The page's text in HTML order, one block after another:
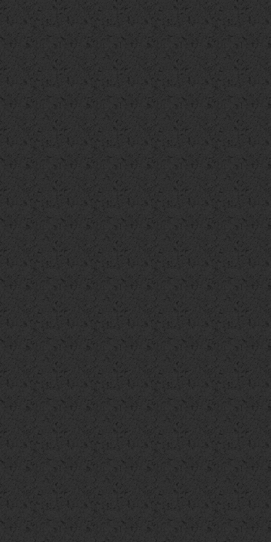
Appartamento
€ 750
Appartamento
€ 750
Appartamento
€ 750
Appartamento
€ 800
Appartamento
€ 800
Appartamento
€ 850
Appartamento
€ 950
Appartamento
€ 1.000
Appartamento
€ 1.000
Appartamento
€ 1.000
Appartamento
€ 1.100
Appartamento
€ 1.200